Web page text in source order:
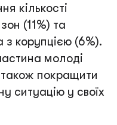
кількості
(11%) та
з корупцією (6%).
молоді
також покращити
ситуацію у своїх